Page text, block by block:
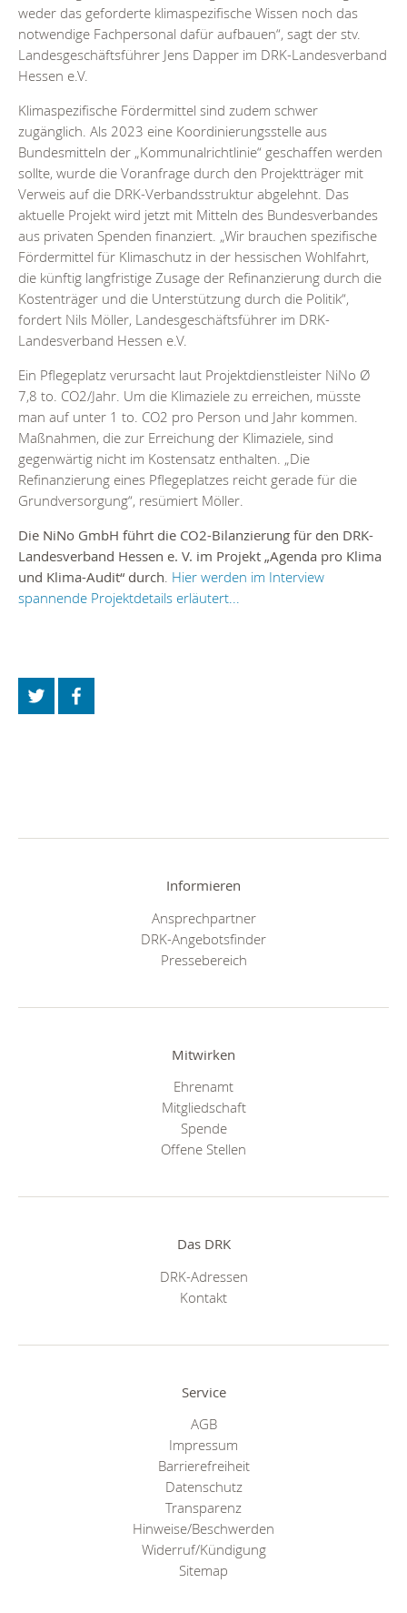
weder das geforderte klimaspezifische Wissen noch das
notwendige Fachpersonal dafür aufbauen“, sagt der stv.
Landesgeschäftsführer Jens Dapper im DRK-Landesverband
Hessen e.V.
Klimaspezifische Fördermittel sind zudem schwer
zugänglich. Als 2023 eine Koordinierungsstelle aus
Bundesmitteln der „Kommunalrichtlinie“ geschaffen werden
sollte, wurde die Voranfrage durch den Projektträger mit
Verweis auf die DRK-Verbandsstruktur abgelehnt. Das
aktuelle Projekt wird jetzt mit Mitteln des Bundesverbandes
aus privaten Spenden finanziert. „Wir brauchen spezifische
Fördermittel für Klimaschutz in der hessischen Wohlfahrt,
die künftig langfristige Zusage der Refinanzierung durch die
Kostenträger und die Unterstützung durch die Politik“,
fordert Nils Möller, Landesgeschäftsführer im DRK-
Landesverband Hessen e.V.
Ein Pflegeplatz verursacht laut Projektdienstleister NiNo Ø
7,8 to. CO2/Jahr. Um die Klimaziele zu erreichen, müsste
man auf unter 1 to. CO2 pro Person und Jahr kommen.
Maßnahmen, die zur Erreichung der Klimaziele, sind
gegenwärtig nicht im Kostensatz enthalten. „Die
Refinanzierung eines Pflegeplatzes reicht gerade für die
Grundversorgung“, resümiert Möller.
Die NiNo GmbH führt die CO2-Bilanzierung für den DRK-
Landesverband Hessen e. V. im Projekt „Agenda pro Klima
und Klima-Audit“ durch Hier werden im Interview
spannende Projektdetails erläutert...
Informieren
Ansprechpartner
DRK-Angebotsfinder
Pressebereich
Mitwirken
Ehrenamt
Mitgliedschaft
Spende
Offene Stellen
Das DRK
DRK-Adressen
Kontakt
Service
AGB
Impressum
Barrierefreiheit
Datenschutz
Transparenz
Hinweise/Beschwerden
Widerruf/Kündigung
Sitemap